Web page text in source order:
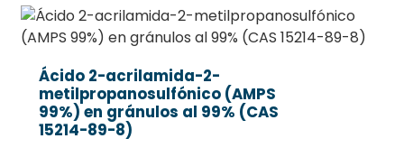
Ácido 2-acrilamida-2-
metilpropanosulfónico (AMPS
99%) en gránulos al 99% (CAS
15214-89-8)